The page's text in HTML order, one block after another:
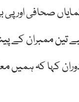
صحافی اور
تین ممبران کے
کہا کہ